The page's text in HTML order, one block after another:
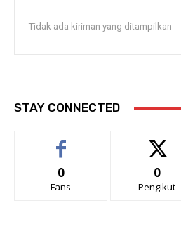
Tidak ada kiriman yang ditampilkan
STAY CONNECTED
0
Fans
0
Pengikut